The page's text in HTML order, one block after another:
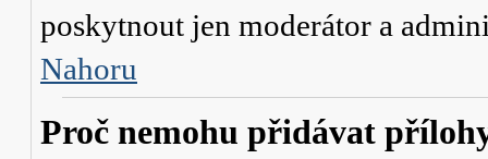
poskytnout jen moderátor a
Nahoru
Proč nemohu přidávat